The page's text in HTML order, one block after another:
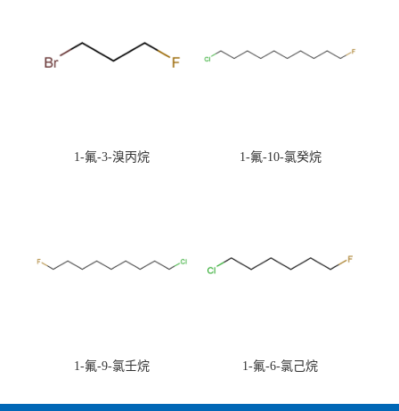
1-氟-3-溴丙烷 1-氟-10-氯癸烷
1-氟-9-氯壬烷 1-氟-6-氯己烷